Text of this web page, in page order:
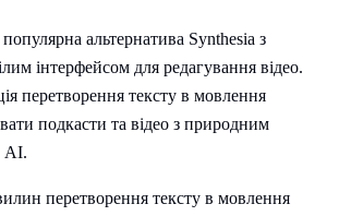
альтернатива Synthesia з
інтерфейсом для редагування відео.
перетворення тексту в мовлення
подкасти та відео з природним
AI.
перетворення тексту в мовлення